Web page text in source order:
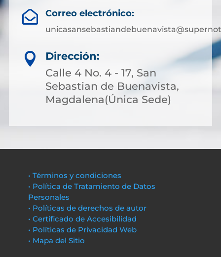
 Correo electrónico:

Dirección:
Calle 4 No. 4 - 17, San
Sebastian de Buenavista,
Magdalena(Única Sede)
• Términos y condiciones
• Política de Tratamiento de Datos
Personales
• Políticas de derechos de autor
• Certificado de Accesibilidad
• Políticas de Privacidad Web
• Mapa del Sitio